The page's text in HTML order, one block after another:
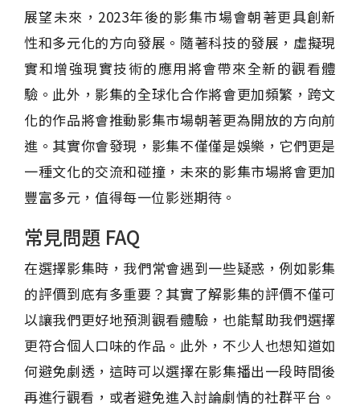
展望未來，2023年後的影集市場會朝著更具創新
性和多元化的方向發展。隨著科技的發展，虛擬現
實和增強現實技術的應用將會帶來全新的觀看體
驗。此外，影集的全球化合作將會更加頻繁，跨文
化的作品將會推動影集市場朝著更為開放的方向前
進。其實你會發現，影集不僅僅是娛樂，它們更是
一種文化的交流和碰撞，未來的影集市場將會更加
豐富多元，值得每一位影迷期待。
常見問題 FAQ
在選擇影集時，我們常會遇到一些疑惑，例如影集
的評價到底有多重要？其實了解影集的評價不僅可
以讓我們更好地預測觀看體驗，也能幫助我們選擇
更符合個人口味的作品。此外，不少人也想知道如
何避免劇透，這時可以選擇在影集播出一段時間後
再進行觀看，或者避免進入討論劇情的社群平台。